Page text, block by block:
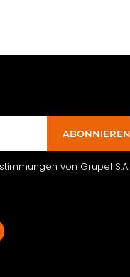
ABONNIEREN
von Grupel S.A.